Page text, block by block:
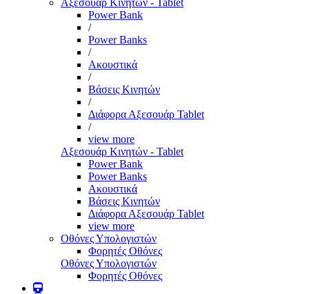
Αξεσουάρ Κινητών - Tablet
Power Bank
/
Power Banks
/
Ακουστικά
/
Βάσεις Κινητών
/
Διάφορα Αξεσουάρ Tablet
/
view more
Αξεσουάρ Κινητών - Tablet
Power Bank
Power Banks
Ακουστικά
Βάσεις Κινητών
Διάφορα Αξεσουάρ Tablet
view more
Οθόνες Υπολογιστών
Φορητές Οθόνες
Οθόνες Υπολογιστών
Φορητές Οθόνες